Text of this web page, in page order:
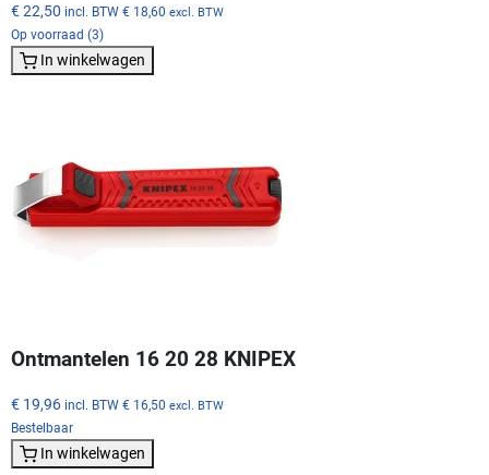
€ 22,50 incl. BTW € 18,60 excl. BTW
Op voorraad (3)
In winkelwagen
Ontmantelen 16 20 28 KNIPEX
€ 19,96 incl. BTW € 16,50 excl. BTW
Bestelbaar
In winkelwagen